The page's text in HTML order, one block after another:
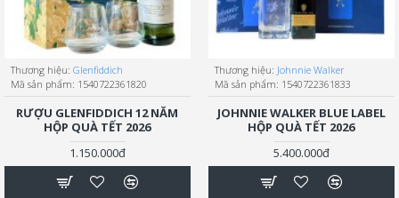
Thương hiệu: Glenfiddich
Mã sản phẩm: 1540722361820
RƯỢU GLENFIDDICH 12 NĂM
HỘP QUÀ TẾT 2026
1.150.000đ
Thương hiệu: Johnnie Walker
Mã sản phẩm: 1540722361833
JOHNNIE WALKER BLUE LABEL
HỘP QUÀ TẾT 2026
5.400.000đ